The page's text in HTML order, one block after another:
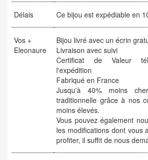
Délais Ce bijou est expédiable en
Vos +
Eleonaure
Bijou livré avec un écrin
Livraison avec suivi
Certificat de Valeur
l'expédition
Fabriqué en France
Jusqu'à 40% moins
traditionnelle grâce à nos
moins élevés.
Vous pouvez également
les modifications dont vous
profiter, il suffit de nous